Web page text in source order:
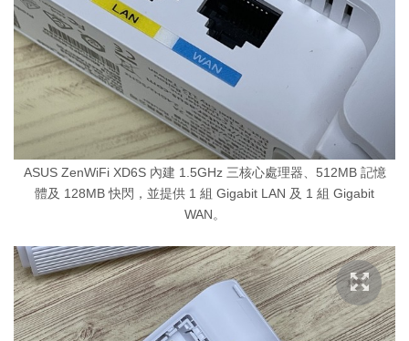
ASUS ZenWiFi XD6S 內建 1.5GHz 三核心處理器、512MB 記憶
體及 128MB 快閃，並提供 1 組 Gigabit LAN 及 1 組 Gigabit
WAN。